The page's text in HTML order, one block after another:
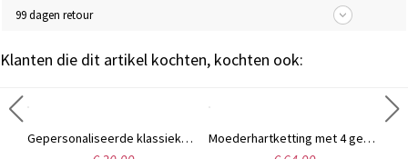
99 dagen retour
Klanten die dit artikel kochten, kochten ook:
Gepersonaliseerde klassieke naam ketting in 18k goud verguld Moederhartketting met 4 gepersonaliseerde geboortestenen en naam